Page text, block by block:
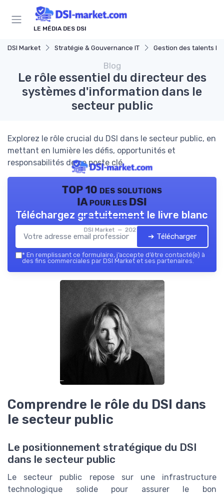
LE MÉDIA DES DSI
DSI Market Stratégie & Gouvernance IT Gestion des talents IT
Blog
Le rôle essentiel du directeur des
systèmes d'information dans le
secteur public
Explorez le rôle crucial du DSI dans le secteur public, en
mettant en lumière les défis, opportunités et
responsabilités de ce poste clé.
TOP 10 des solutions
IA pour les DSI
DSI Market — 2026
Téléchargez gratuitement le livre blanc
➔ Télécharger
* En remplissant ce formulaire, j’accepte d’être contacté(e) à
des fins commerciales par DSI Market et ses partenaires.
Comprendre le rôle du DSI dans
le secteur public
Le positionnement stratégique du DSI
dans le secteur public
Le secteur public repose sur une infrastructure
technologique solide pour assurer le bon
Panneau de gestion des cookies